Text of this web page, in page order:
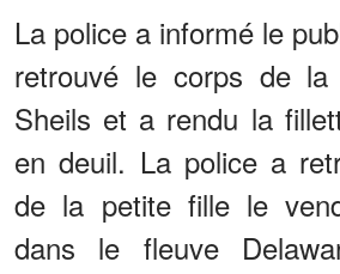
La police a informé le
retrouvé le corps de la
Sheils et a rendu la
en deuil. La police a
de la petite fille le
dans le fleuve